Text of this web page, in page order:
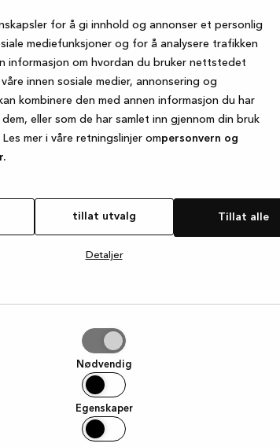
for å gi innhold og annonser et personlig
mediefunksjoner og for å analysere trafikken
informasjon om hvordan du bruker nettstedet
innen sosiale medier, annonsering og
kombinere den med annen informasjon du har
eller som de har samlet inn gjennom din bruk
mer i våre retningslinjer ompersonvern og
tillat utvalg Tillat alle
Detaljer
Nødvendig
Egenskaper
while loadingwww.kvik.no (see the